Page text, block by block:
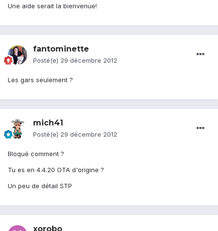
Une aide serait la bienvenue!
fantominette
Posté(e) 29 décembre 2012
Les gars seulement ?
mich41
Posté(e) 29 décembre 2012
Bloqué comment ?
Tu es en 4.4.20 OTA d'origine ?
Un peu de détail STP
xorobo